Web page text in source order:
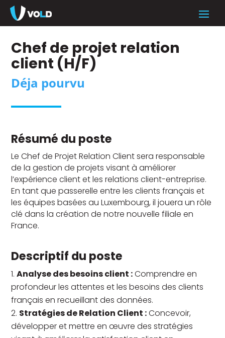
Chef de projet relation
client (H/F)
Déja pourvu
Résumé du poste
Le Chef de Projet Relation Client sera responsable
de la gestion de projets visant à améliorer
l’expérience client et les relations client-entreprise.
En tant que passerelle entre les clients français et
les équipes basées au Luxembourg, il jouera un rôle
clé dans la création de notre nouvelle filiale en
France.
Descriptif du poste
Analyse des besoins client :Comprendre en
profondeur les attentes et les besoins des clients
français en recueillant des données.
Stratégies de Relation Client :Concevoir,
développer et mettre en œuvre des stratégies